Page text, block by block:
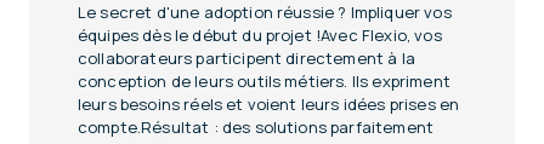
Le secret d'une adoption réussie ? Impliquer vos
équipes dès le début du projet !Avec Flexio, vos
collaborateurs participent directement à la
conception de leurs outils métiers. Ils expriment
leurs besoins réels et voient leurs idées prises en
compte.Résultat : des solutions parfaitement